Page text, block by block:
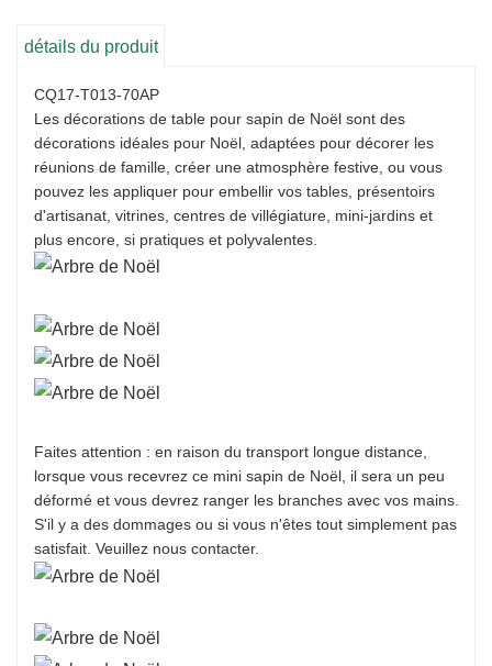
mince, cet arbre s'intègre parfaitement dans les
ceux qui souhaitent maximiser leur espace de
vie sans compromettre la joie des Fêtes.
détails du produit
CQ17-T013-70AP
Les décorations de table pour sapin de Noël sont des
décorations idéales pour Noël, adaptées pour décorer les
réunions de famille, créer une atmosphère festive, ou vous
pouvez les appliquer pour embellir vos tables, présentoirs
d'artisanat, vitrines, centres de villégiature, mini-jardins et
plus encore, si pratiques et polyvalentes.
Faites attention : en raison du transport longue distance,
lorsque vous recevrez ce mini sapin de Noël, il sera un peu
déformé et vous devrez ranger les branches avec vos mains.
S'il y a des dommages ou si vous n'êtes tout simplement pas
satisfait. Veuillez nous contacter.